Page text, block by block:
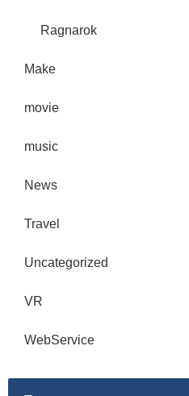
Ragnarok
Make
movie
music
News
Travel
Uncategorized
VR
WebService